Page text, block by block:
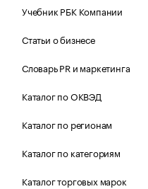
Учебник РБК Компании
Статьи о бизнесе
Словарь PR и маркетинга
Каталог по ОКВЭД
Каталог по регионам
Каталог по категориям
Каталог торговых марок